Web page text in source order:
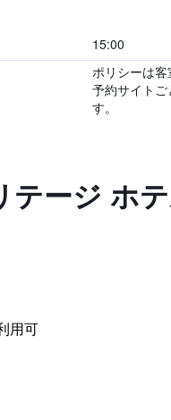
15:00
ポリシーは
予約サイトご
す。
テージ ホ
用可